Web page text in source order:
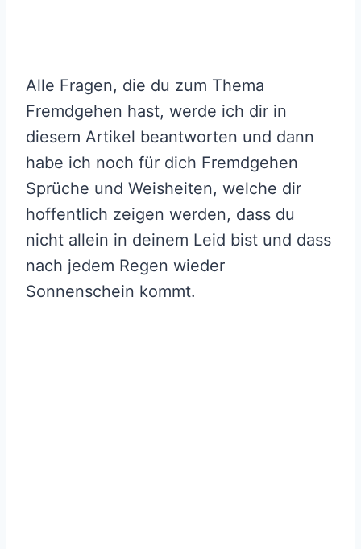
Alle Fragen, die du zum Thema
Fremdgehen hast, werde ich dir in
diesem Artikel beantworten und dann
habe ich noch für dich Fremdgehen
Sprüche und Weisheiten, welche dir
hoffentlich zeigen werden, dass du
nicht allein in deinem Leid bist und dass
nach jedem Regen wieder
Sonnenschein kommt.